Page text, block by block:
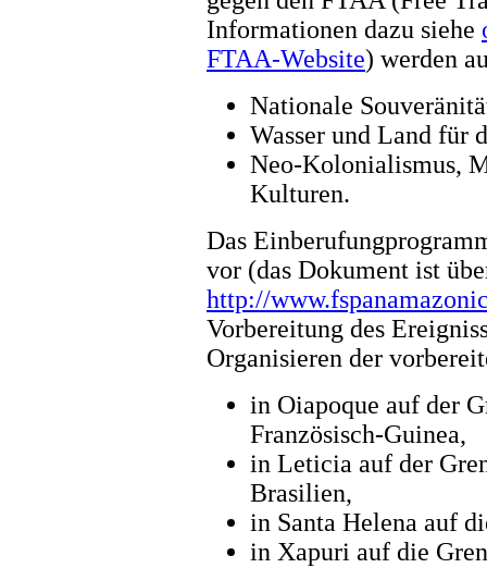
Informationen dazu siehe
FTAA-Website) werden
Nationale
Wasser und Land für
Neo-Kolonialismus,
Kulturen.
Das
vor (das Dokument ist
http://
Vorbereitung des
Organisieren der
in Oiapoque auf der
Französisch-Guinea,
in Leticia auf der
Brasilien,
in Santa Helena auf
in Xapuri auf die